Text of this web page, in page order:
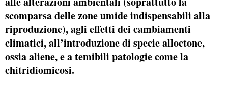
scomparsa delle zone umide indispensabili alla
riproduzione), agli effetti dei cambiamenti
climatici, all’introduzione di specie alloctone,
ossia aliene, e a temibili patologie come la
chitridiomicosi.